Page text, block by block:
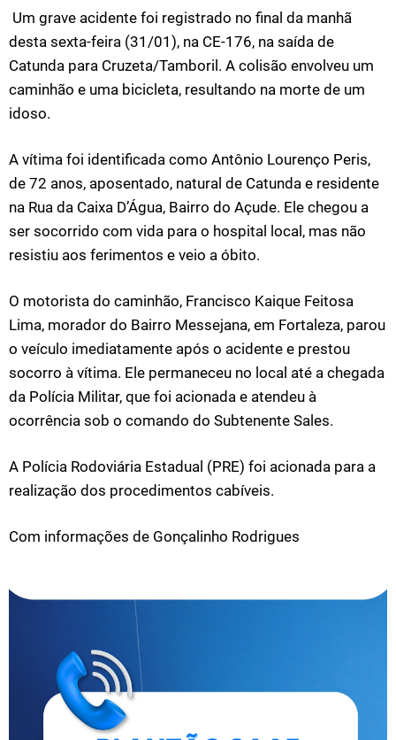
Um grave acidente foi registrado no final da manhã
desta sexta-feira (31/01), na CE-176, na saída de
Catunda para Cruzeta/Tamboril. A colisão envolveu um
caminhão e uma bicicleta, resultando na morte de um
idoso.
A vítima foi identificada como Antônio Lourenço Peris,
de 72 anos, aposentado, natural de Catunda e residente
na Rua da Caixa D’Água, Bairro do Açude. Ele chegou a
ser socorrido com vida para o hospital local, mas não
resistiu aos ferimentos e veio a óbito.
O motorista do caminhão, Francisco Kaique Feitosa
Lima, morador do Bairro Messejana, em Fortaleza, parou
o veículo imediatamente após o acidente e prestou
socorro à vítima. Ele permaneceu no local até a chegada
da Polícia Militar, que foi acionada e atendeu à
ocorrência sob o comando do Subtenente Sales.
A Polícia Rodoviária Estadual (PRE) foi acionada para a
realização dos procedimentos cabíveis.
Com informações de Gonçalinho Rodrigues